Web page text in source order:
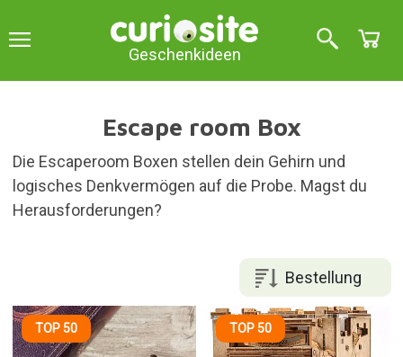
Geschenkideen
Escape room Box
Die Escaperoom Boxen stellen dein Gehirn und
logisches Denkvermögen auf die Probe. Magst du
Herausforderungen?
Bestellung
TOP 50 TOP 50